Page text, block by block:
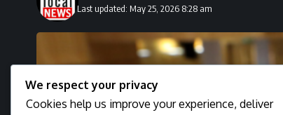
Last updated: May 25, 2026 8:28 am
We respect your privacy
Cookies help us improve your experience, deliver